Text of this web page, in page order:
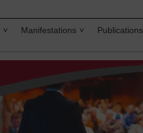
Manifestations Publications